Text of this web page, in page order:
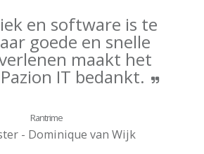
en software is te
goede en snelle
maakt het
IT bedankt.
Rantrime
- Dominique van Wijk